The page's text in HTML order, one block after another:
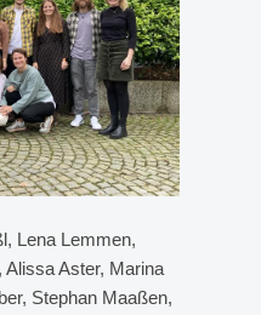
Lena Lemmen,
Alissa Aster, Marina
Stephan Maaßen,